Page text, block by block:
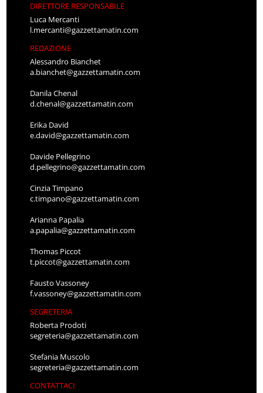
DIRETTORE RESPONSABILE
Luca Mercanti
l.mercanti@gazzettamatin.com
REDAZIONE
Alessandro Bianchet
a.bianchet@gazzettamatin.com
Danila Chenal
d.chenal@gazzettamatin.com
Erika David
e.david@gazzettamatin.com
Davide Pellegrino
d.pellegrino@gazzettamatin.com
Cinzia Timpano
c.timpano@gazzettamatin.com
Arianna Papalia
a.papalia@gazzettamatin.com
Thomas Piccot
t.piccot@gazzettamatin.com
Fausto Vassoney
f.vassoney@gazzettamatin.com
SEGRETERIA
Roberta Prodoti
segreteria@gazzettamatin.com
Stefania Muscolo
segreteria@gazzettamatin.com
CONTATTACI